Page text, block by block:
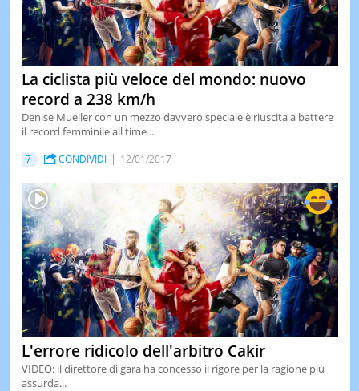
La ciclista più veloce del mondo: nuovo
record a 238 km/h
Denise Mueller con un mezzo davvero speciale è riuscita a battere
il record femminile all time ...
7 CONDIVIDI 12/01/2017
L'errore ridicolo dell'arbitro Cakir
VIDEO: il direttore di gara ha concesso il rigore per la ragione più
assurda...